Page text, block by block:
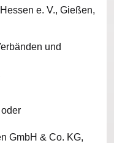
e. V., Gießen,
und
GmbH & Co. KG,